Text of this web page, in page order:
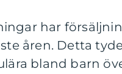
har
åren. Detta
bland barn